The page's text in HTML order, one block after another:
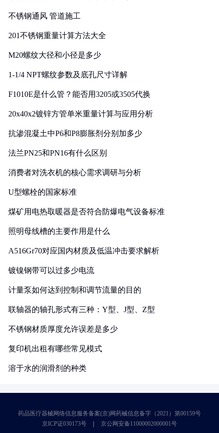
不锈钢通风 管道施工
201不锈钢重量计算方法大全
M20螺纹大径和小径是多少
1-1/4 NPT螺纹参数及底孔尺寸详解
F1010E是什么管？能否用3205或3505代换
20x40x2镀锌方管单米重量计算与应用分析
抗渗混凝土中P6和P8膨胀剂分别加多少
法兰PN25和PN16有什么区别
消费者对洗衣机的核心需求调研与分析
U型螺栓的国家标准
煤矿用电热取暖器是否符合防爆电气设备标准
照明母线槽的主要作用是什么
A516Gr70对应国内材质及低温冲击要求解析
镀镍钢带可以过多少电流
计量泵如何达到控制和调节流量的目的
联轴器的轴孔形式有三种：Y型、J型、Z型
不锈钢材质厚度允许误差是多少
复印机出租有哪些常见模式
溶于水的润滑剂的种类
药品医疗器械网络信息服务备案(京)网药械信息备字（2021）第00159号
京ICP证030173号
京公网安备11000002000001号